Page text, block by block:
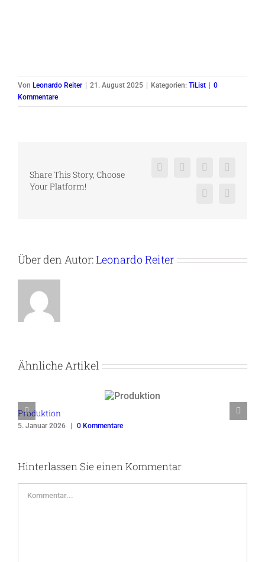
Von Leonardo Reiter | 21. August 2025 | Kategorien: TiList | 0
Kommentare
Share This Story, Choose
Your Platform!
Facebook
X RedditLinkedIn
PinterestVk
Über den Autor:Leonardo Reiter
Ähnliche Artikel
Produktion
5. Januar 2026 | 0 Kommentare
Hinterlassen Sie einen Kommentar
Kommentar